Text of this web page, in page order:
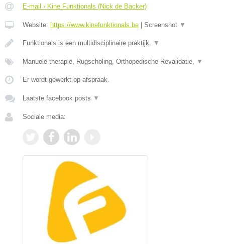
E-mail › Kine Funktionals (Nick de Backer)
Website: https://www.kinefunktionals.be Screenshot ▼
Funktionals is een multidisciplinaire praktijk. ▼
Manuele therapie, Rugscholing, Orthopedische Revalidatie, ▼
Er wordt gewerkt op afspraak.
Laatste facebook posts ▼
Sociale media: